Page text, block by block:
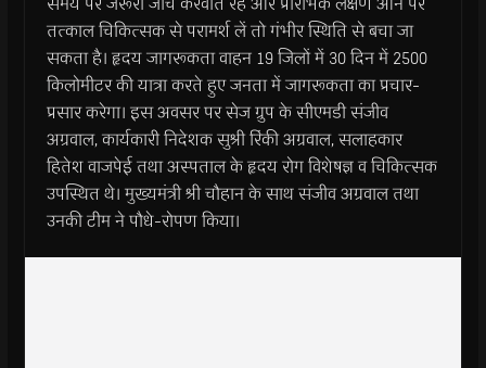
तत्काल चिकित्सक से परामर्श लें तो गंभीर स्थिति से बचा जा
सकता है। हृदय जागरूकता वाहन 19 जिलों में 30 दिन में 2500
किलोमीटर की यात्रा करते हुए जनता में जागरूकता का प्रचार-
प्रसार करेगा। इस अवसर पर सेज ग्रुप के सीएमडी संजीव
अग्रवाल, कार्यकारी निदेशक सुश्री रिंकी अग्रवाल, सलाहकार
हितेश वाजपेई तथा अस्पताल के हृदय रोग विशेषज्ञ व चिकित्सक
उपस्थित थे। मुख्यमंत्री श्री चौहान के साथ संजीव अग्रवाल तथा
उनकी टीम ने पौधे-रोपण किया।